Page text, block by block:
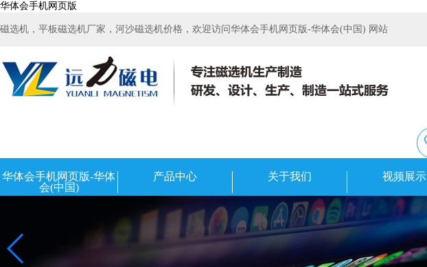
华体会手机网页版
磁选机，平板磁选机厂家，河沙磁选机价格，欢迎访问华体会手机网页版-华体会(中国) 网站
华体会手机网页版-华体
会(中国)
产品中心 关于我们 视频展示